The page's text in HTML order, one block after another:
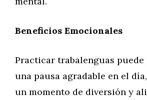
Beneficios Emocionales
Practicar trabalenguas
una pausa agradable en el
un momento de diversión y